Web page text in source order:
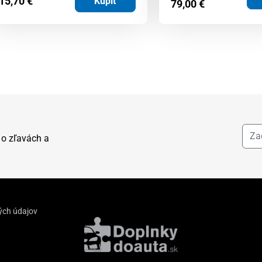
79,00€
zľavách a
údajov